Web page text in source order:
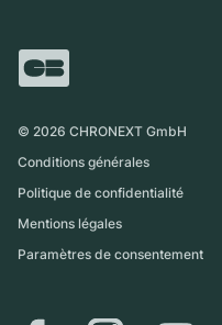
International
Magazine
Retrait sur place
© 2026 CHRONEXT GmbH
Conditions générales
Politique de confidentialité
Mentions légales
Paramètres de consentement